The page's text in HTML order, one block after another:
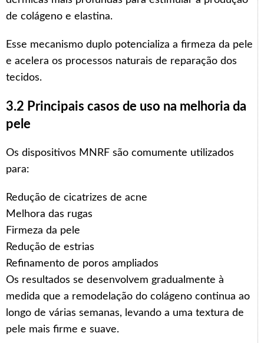
de colágeno e elastina.
Esse mecanismo duplo potencializa a firmeza da pele
e acelera os processos naturais de reparação dos
tecidos.
3.2 Principais casos de uso na melhoria da
pele
Os dispositivos MNRF são comumente utilizados
para:
Redução de cicatrizes de acne
Melhora das rugas
Firmeza da pele
Redução de estrias
Refinamento de poros ampliados
Os resultados se desenvolvem gradualmente à
medida que a remodelação do colágeno continua ao
longo de várias semanas, levando a uma textura de
pele mais firme e suave.